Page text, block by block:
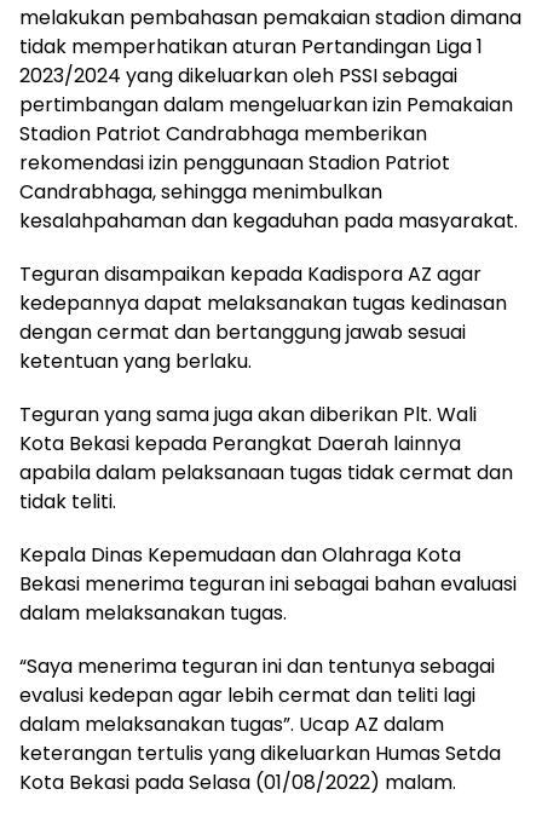
melakukan pembahasan pemakaian stadion dimana
tidak memperhatikan aturan Pertandingan Liga 1
2023/2024 yang dikeluarkan oleh PSSI sebagai
pertimbangan dalam mengeluarkan izin Pemakaian
Stadion Patriot Candrabhaga memberikan
rekomendasi izin penggunaan Stadion Patriot
Candrabhaga, sehingga menimbulkan
kesalahpahaman dan kegaduhan pada masyarakat.
Teguran disampaikan kepada Kadispora AZ agar
kedepannya dapat melaksanakan tugas kedinasan
dengan cermat dan bertanggung jawab sesuai
ketentuan yang berlaku.
Teguran yang sama juga akan diberikan Plt. Wali
Kota Bekasi kepada Perangkat Daerah lainnya
apabila dalam pelaksanaan tugas tidak cermat dan
tidak teliti.
Kepala Dinas Kepemudaan dan Olahraga Kota
Bekasi menerima teguran ini sebagai bahan evaluasi
dalam melaksanakan tugas.
“Saya menerima teguran ini dan tentunya sebagai
evalusi kedepan agar lebih cermat dan teliti lagi
dalam melaksanakan tugas”. Ucap AZ dalam
keterangan tertulis yang dikeluarkan Humas Setda
Kota Bekasi pada Selasa (01/08/2022) malam.